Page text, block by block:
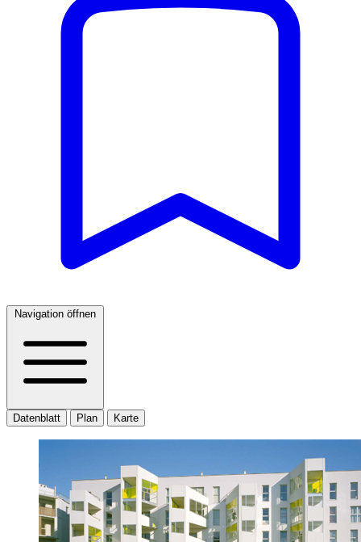
Navigation öffnen
Datenblatt Plan Karte